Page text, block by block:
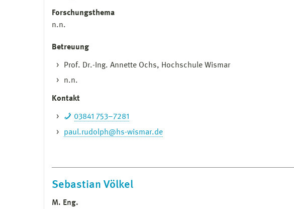
Forschungsthema
n.n.
Betreuung
Prof. Dr.-Ing. Annette Ochs, Hochschule Wismar
n.n.
Kontakt
03841 753–7281
paul.rudolph@hs-wismar.de
Sebastian Völkel
M. Eng.